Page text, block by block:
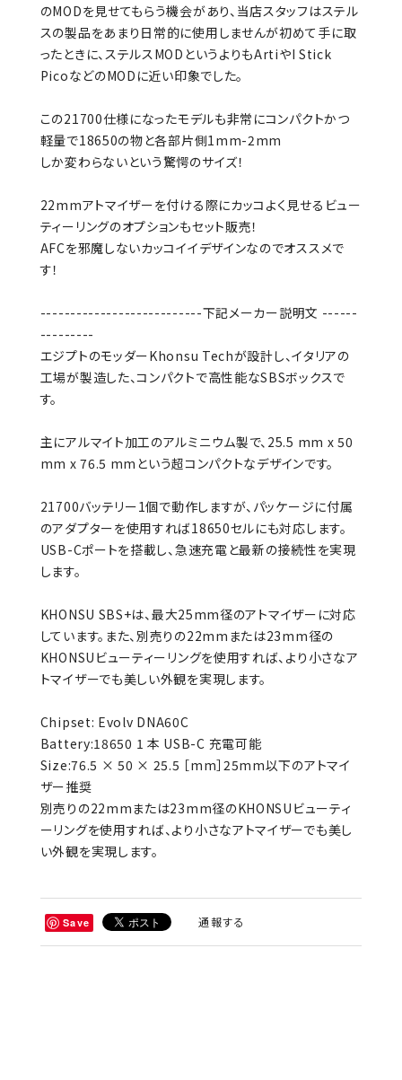
のMODを見せてもらう機会があり、当店スタッフはステル
スの製品をあまり日常的に使用しませんが初めて手に取
ったときに、ステルスMODというよりもArtiやI Stick
PicoなどのMODに近い印象でした。
この21700仕様になったモデルも非常にコンパクトかつ
軽量で18650の物と各部片側1mm-2mm
しか変わらないという驚愕のサイズ！
22mmアトマイザーを付ける際にカッコよく見せるビュー
ティーリングのオプションもセット販売！
AFCを邪魔しないカッコイイデザインなのでオススメで
す！
---------------------------下記メーカー説明文 ------
---------
エジプトのモッダーKhonsu Techが設計し、イタリアの
工場が製造した、コンパクトで高性能なSBSボックスで
す。
主にアルマイト加工のアルミニウム製で、25.5 mm x 50
mm x 76.5 mmという超コンパクトなデザインです。
21700バッテリー1個で動作しますが、パッケージに付属
のアダプターを使用すれば18650セルにも対応します。
USB-Cポートを搭載し、急速充電と最新の接続性を実現
します。
KHONSU SBS+は、最大25mm径のアトマイザーに対応
しています。また、別売りの22mmまたは23mm径の
KHONSUビューティーリングを使用すれば、より小さなア
トマイザーでも美しい外観を実現します。
Chipset: Evolv DNA60C
Battery:18650 1 本 USB-C 充電可能
Size:76.5 × 50 × 25.5 ［mm］25mm以下のアトマイ
ザー推奨
別売りの22mmまたは23mm径のKHONSUビューティ
ーリングを使用すれば、より小さなアトマイザーでも美し
い外観を実現します。
Save 通報する